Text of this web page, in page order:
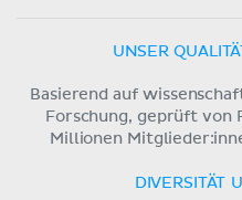
UNSER
Basierend auf
Forschung, geprüft von
Millionen
DIVERSITÄT